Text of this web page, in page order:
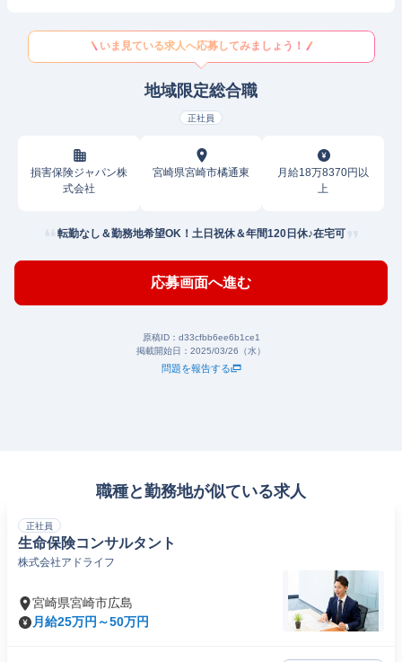
いま見ている求人へ応募してみましょう！
地域限定総合職
正社員
損害保険ジャパン株
式会社
宮崎県宮崎市橘通東
月給18万8370円以
上
転勤なし＆勤務地希望OK！土日祝休＆年間120日休♪在宅可
応募画面へ進む
原稿ID： d33cfbb6ee6b1ce1
掲載開始日： 2025/03/26（水）
問題を報告する
職種と勤務地が似ている求人
正社員
生命保険コンサルタント
株式会社アドライフ
宮崎県宮崎市広島
月給25万円～50万円